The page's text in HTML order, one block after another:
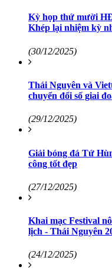
Kỳ họp thứ mười
Khép lại nhiệm kỳ
(30/12/2025)
Thái Nguyên và
chuyển đổi số giai
(29/12/2025)
Giải bóng đá Tứ
công tốt đẹp
(27/12/2025)
Khai mạc Festival
lịch - Thái Nguyên
(24/12/2025)